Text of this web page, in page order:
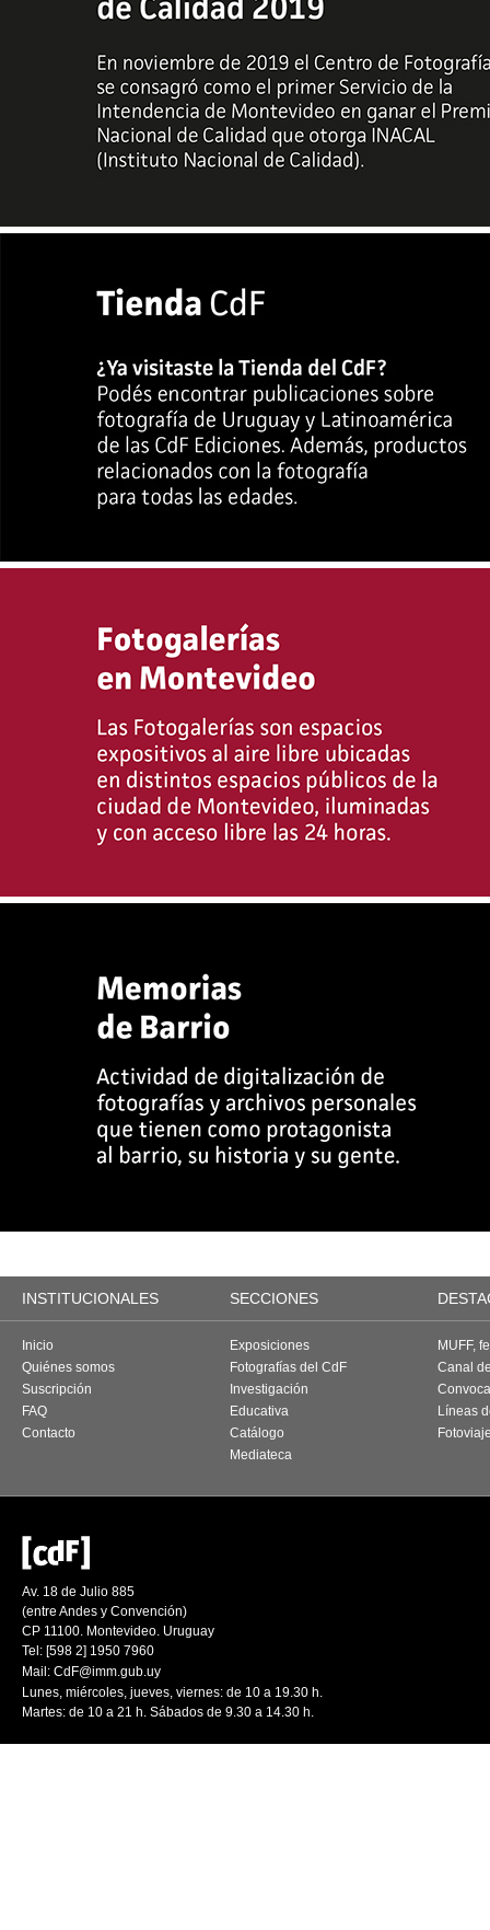
INSTITUCIONALES SECCIONES
Inicio
Quiénes somos
Suscripción
FAQ
Contacto
Exposiciones
Fotografías del CdF
Investigación
Educativa
Catálogo
Mediateca
MUFF,
Canal
Líneas
Av. 18 de Julio 885
(entre Andes y Convención)
CP 11100. Montevideo. Uruguay
Tel: [598 2] 1950 7960
Mail: CdF@imm.gub.uy
Lunes, miércoles, jueves, viernes: de 10 a 19.30 h.
Martes: de 10 a 21 h. Sábados de 9.30 a 14.30 h.